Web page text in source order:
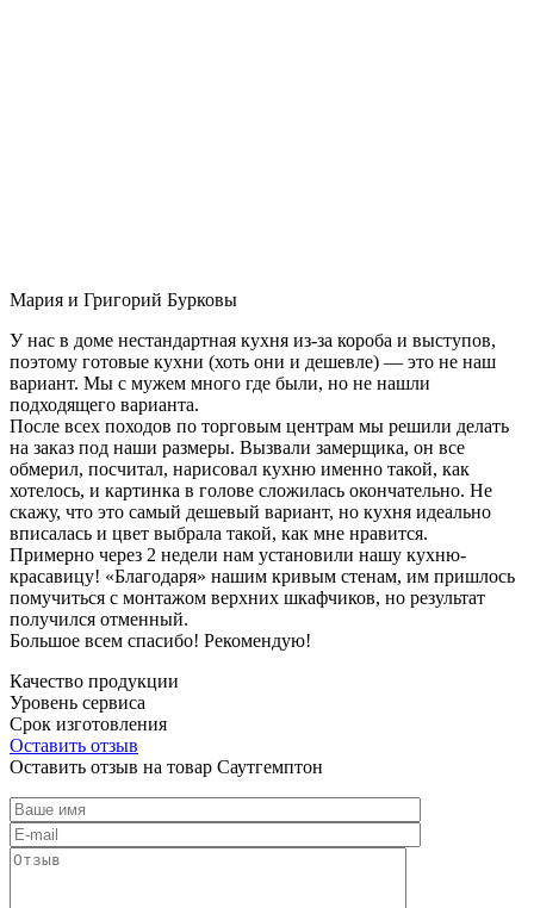
Мария и Григорий Бурковы
У нас в доме нестандартная кухня из-за короба и выступов,
поэтому готовые кухни (хоть они и дешевле) — это не наш
вариант. Мы с мужем много где были, но не нашли
подходящего варианта.
После всех походов по торговым центрам мы решили делать
на заказ под наши размеры. Вызвали замерщика, он все
обмерил, посчитал, нарисовал кухню именно такой, как
хотелось, и картинка в голове сложилась окончательно. Не
скажу, что это самый дешевый вариант, но кухня идеально
вписалась и цвет выбрала такой, как мне нравится.
Примерно через 2 недели нам установили нашу кухню-
красавицу! «Благодаря» нашим кривым стенам, им пришлось
помучиться с монтажом верхних шкафчиков, но результат
получился отменный.
Большое всем спасибо! Рекомендую!
Качество продукции
Уровень сервиса
Срок изготовления
Оставить отзыв
Оставить отзыв на товар Саутгемптон